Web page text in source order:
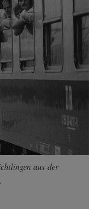
aus der